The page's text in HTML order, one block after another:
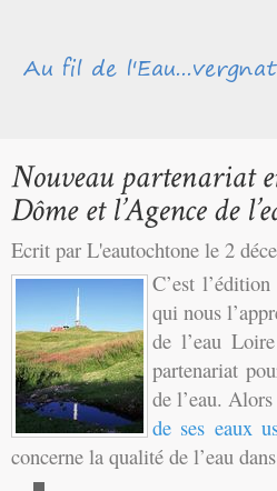
Ecrit par L'eautochtone le 2
C’est
qui nous
de l’eau
partenariat
de l’eau.
de ses eaux
concerne la qualité de l’eau